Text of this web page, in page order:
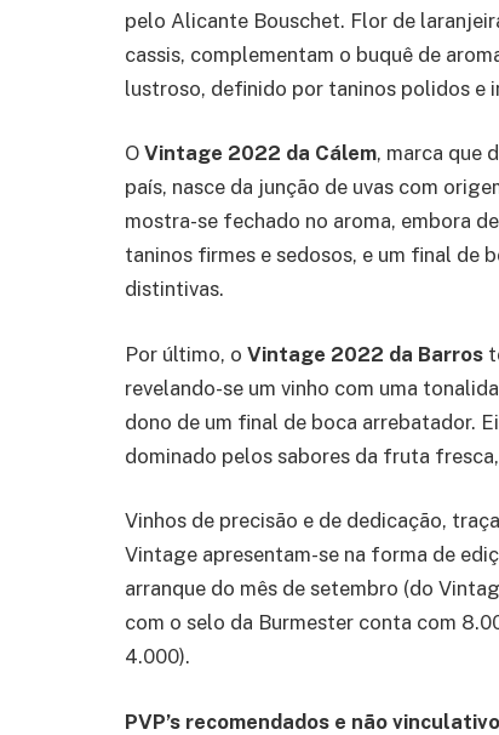
pelo Alicante Bouschet. Flor de
cassis, complementam o buquê de
lustroso, definido por taninos polidos e
O Vintage 2022 da Cálem, marca que
país, nasce da junção de uvas com
mostra-se fechado no aroma, embora
taninos firmes e sedosos, e um final de
distintivas.
Por último, o Vintage 2022 da Barros
revelando-se um vinho com uma
dono de um final de boca arrebatador.
dominado pelos sabores da fruta
Vinhos de precisão e de dedicação,
Vintage apresentam-se na forma de
arranque do mês de setembro (do
com o selo da Burmester conta com
4.000).
PVP’s recomendados e não